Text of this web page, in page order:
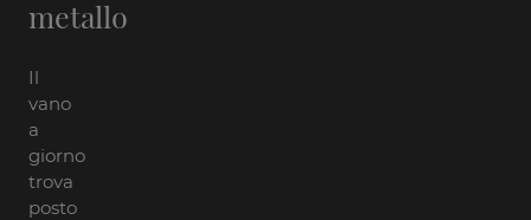
metallo
Il
vano
a
giorno
trova
posto